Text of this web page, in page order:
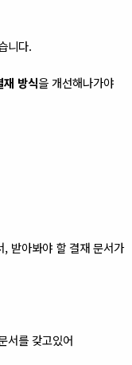
니다.
재 방식을 개선해나가야
, 받아봐야 할 결재 문서가
서를 갖고있어